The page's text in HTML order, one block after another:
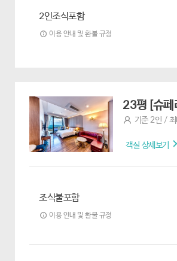
2인조식포함
이용 안내 및 환불 규정
23평 [슈페
기준 2인 /
객실 상세보기
조식불포함
이용 안내 및 환불 규정